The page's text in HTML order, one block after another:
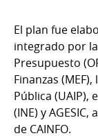
El plan fue
integrado por
Presupuesto
Finanzas
Pública (UAIP),
(INE) y
de CAINFO.